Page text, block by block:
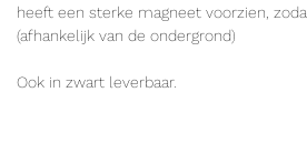
heeft een sterke magneet voorzien,
(afhankelijk van de ondergrond)
Ook in zwart leverbaar.